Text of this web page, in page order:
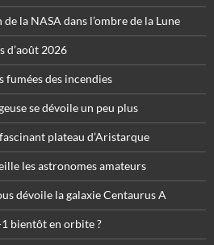
la NASA dans l’ombre de la Lune
d’août 2026
fumées des incendies
se dévoile un peu plus
plateau d’Aristarque
les astronomes amateurs
dévoile la galaxie Centaurus A
bientôt en orbite ?